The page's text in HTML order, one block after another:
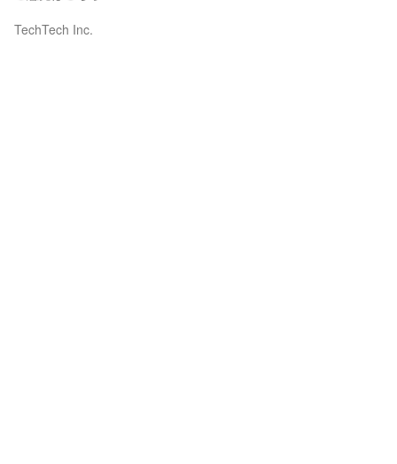
TechTech Inc.